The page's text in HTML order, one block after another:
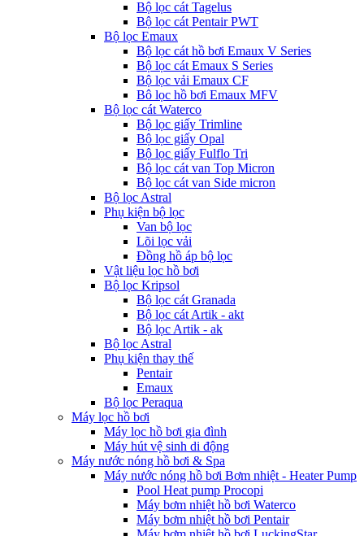
Bộ lọc cát Tagelus
Bộ lọc cát Pentair PWT
Bộ lọc Emaux
Bộ lọc cát hồ bơi Emaux V Series
Bộ lọc cát Emaux S Series
Bộ lọc vải Emaux CF
Bô lọc hồ bơi Emaux MFV
Bộ lọc cát Waterco
Bộ lọc giấy Trimline
Bộ lọc giấy Opal
Bộ lọc giấy Fulflo Tri
Bộ lọc cát van Top Micron
Bộ lọc cát van Side micron
Bộ lọc Astral
Phụ kiện bộ lọc
Van bộ lọc
Lõi lọc vải
Đồng hồ áp bộ lọc
Vật liệu lọc hồ bơi
Bộ lọc Kripsol
Bộ lọc cát Granada
Bộ lọc cát Artik - akt
Bộ lọc Artik - ak
Bộ lọc Astral
Phụ kiện thay thế
Pentair
Emaux
Bộ lọc Peraqua
Máy lọc hồ bơi
Máy lọc hồ bơi gia đình
Máy hút vệ sinh di động
Máy nước nóng hồ bơi & Spa
Máy nước nóng hồ bơi Bơm nhiệt - Heater Pump
Pool Heat pump Procopi
Máy bơm nhiệt hồ bơi Waterco
Máy bơm nhiệt hồ bơi Pentair